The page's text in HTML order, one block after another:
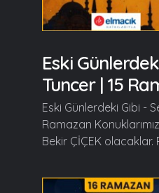
Eski
Tuncer | 15
Eski Günlerdeki Gibi -
Ramazan
Bekir ÇİÇEK olacaklar.